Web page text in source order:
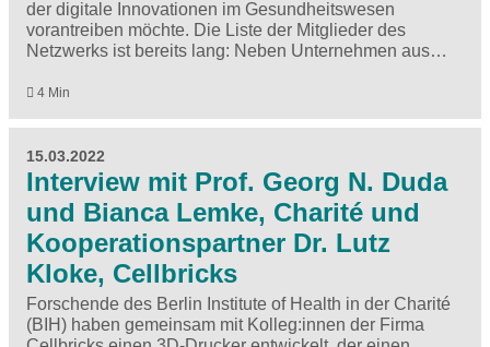
der digitale Innovationen im Gesundheitswesen
vorantreiben möchte. Die Liste der Mitglieder des
Netzwerks ist bereits lang: Neben Unternehmen aus…
4 Min
15.03.2022
Interview mit Prof. Georg N. Duda
und Bianca Lemke, Charité und
Kooperationspartner Dr. Lutz
Kloke, Cellbricks
Forschende des Berlin Institute of Health in der Charité
(BIH) haben gemeinsam mit Kolleg:innen der Firma